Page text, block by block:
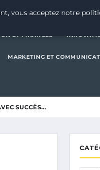
GENERAL
ET FINANCES
MARKETING ET
SUCCÈS…
vous acceptez notre